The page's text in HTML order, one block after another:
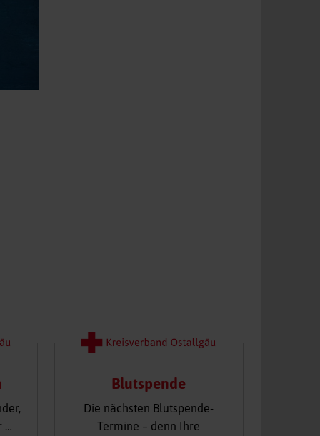
…
Blutspende
Die nächsten Blutspende-
Termine – denn Ihre